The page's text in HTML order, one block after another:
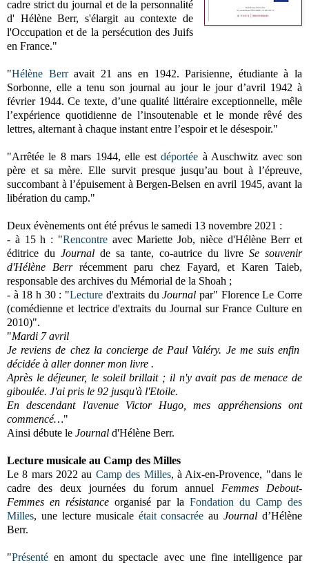
cadre strict du journal et de la personnalité
d' Hélène Berr, s'élargit au contexte de
l'Occupation et de la persécution des Juifs
en France."
"Hélène Berravait 21 ans en 1942. Parisienne, étudiante à la
Sorbonne, elle a tenu son journal au jour le jour d’avril 1942 à
février 1944. Ce texte, d’une qualité littéraire exceptionnelle, mêle
l’expérience quotidienne de l’insoutenable et le monde rêvé des
lettres, alternant à chaque instant entre l’espoir et le désespoir."
"Arrêtée le 8 mars 1944, elle estdéportée à Auschwitz avec son
père et sa mère. Elle survit presque jusqu’au bout à l’épreuve,
succombant à l’épuisement à Bergen-Belsen en avril 1945, avant la
libération du camp."
Deux évènements ont été prévus le samedi 13 novembre 2021 :
- à 15 h : "Rencontreavec Mariette Job, nièce d'Hélène Berr et
éditrice du Journal de sa tante, co-autrice du livre Se souvenir
d'Hélène Berrrécemment paru chez Fayard, et Karen Taieb,
responsable des archives du Mémorial de la Shoah ;
- à 18 h 30 : "Lecture d'extraits duJournal par" Florence Le Corre
(comédienne et lectrice d'extraits du Journal sur France Culture en
2010)".
"Mardi 7 avril
Je reviens de chez la concierge de Paul Valéry. Je me suis enfin
décidée à aller donner mon livre .
Après le déjeuner, le soleil brillait ; il n'y avait pas de menace de
giboulée. J'ai pris le 92 jusqu'à l'Etoile.
En descendant l'avenue Victor Hugo, mes appréhensions ont
commencé…"
Ainsi débute le Journal d'Hélène Berr.
Lecture musicale au Camp des Milles
Le 8 mars 2022 au Camp des Milles, à Aix-en-Provence, "dans le
cadre des deux journées du forum annuel Femmes Debout-
Femmes en résistance organisé par la Fondation du Camp des
Milles, une lecture musicale était consacrée auJournal d’Hélène
Berr.
"Présenté en amont du spectacle avec une fine intelligence par